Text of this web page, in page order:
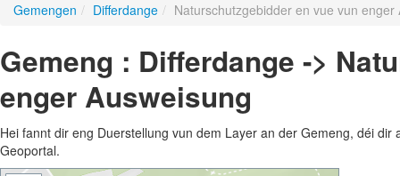
Gemengen / Differdange / Naturschutzgebidder en vue vun enger
Gemeng : Differdange ->
enger Ausweisung
Hei fannt dir eng Duerstellung vun dem Layer an der Gemeng, déi
Geoportal.